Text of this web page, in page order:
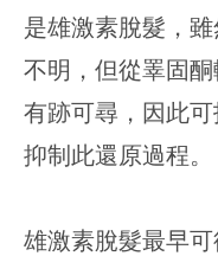
是雄激素脫髮，
不明，但從睪固
有跡可尋，因此可
抑制此還原過程。
雄激素脫髮最早